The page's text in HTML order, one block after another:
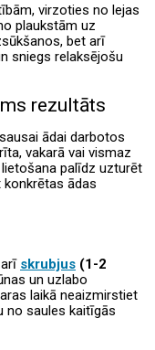
virzoties no lejas
plaukstām uz
bet arī
sniegs relaksējošu
rezultāts
ādai darbotos
vakarā vai vismaz
palīdz uzturēt
ādas
skrubjus (1-2
un uzlabo
laikā neaizmirstiet
no saules kaitīgās